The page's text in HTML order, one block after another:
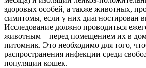
здоровых особей, а также животных,
симптомы, если у них диагностирован
Исследование должно проводиться
животным – перед помещением их в
питомник. Это необходимо для того,
распространения инфекции среди
популяции кошек.